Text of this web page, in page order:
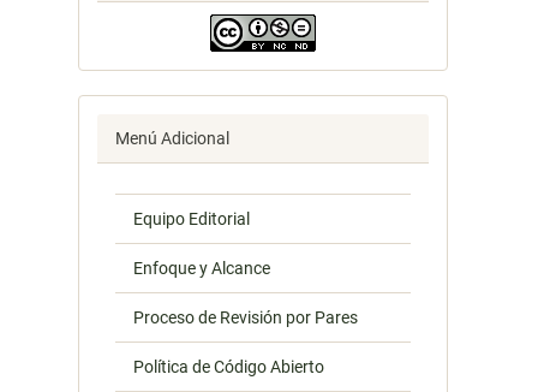
Menú Adicional
Equipo Editorial
Enfoque y Alcance
Proceso de Revisión por Pares
Política de Código Abierto